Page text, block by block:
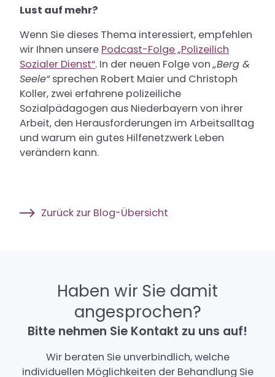
Lust auf mehr?
Wenn Sie dieses Thema interessiert, empfehlen
wir Ihnen unsere Podcast-Folge „Polizeilich
Sozialer Dienst“. In der neuen Folge von„Berg &
Seele“sprechen Robert Maier und Christoph
Koller, zwei erfahrene polizeiliche
Sozialpädagogen aus Niederbayern von ihrer
Arbeit, den Herausforderungen im Arbeitsalltag
und warum ein gutes Hilfenetzwerk Leben
verändern kann.
Zurück zur Blog-Übersicht
Haben wir Sie damit
angesprochen?
Bitte nehmen Sie Kontakt zu uns auf!
Wir beraten Sie unverbindlich, welche
individuellen Möglichkeiten der Behandlung Sie